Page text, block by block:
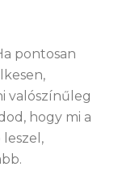
pontosan
valószínűleg
hogy mi a
leszel,